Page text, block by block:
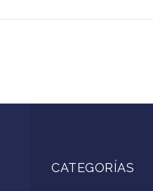
CATEGORÍAS